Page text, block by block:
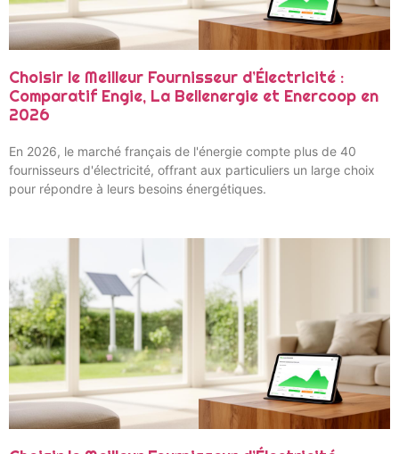
Choisir le Meilleur Fournisseur d’Électricité :
Comparatif Engie, La Bellenergie et Enercoop en
2026
En 2026, le marché français de l'énergie compte plus de 40
fournisseurs d'électricité, offrant aux particuliers un large choix
pour répondre à leurs besoins énergétiques.